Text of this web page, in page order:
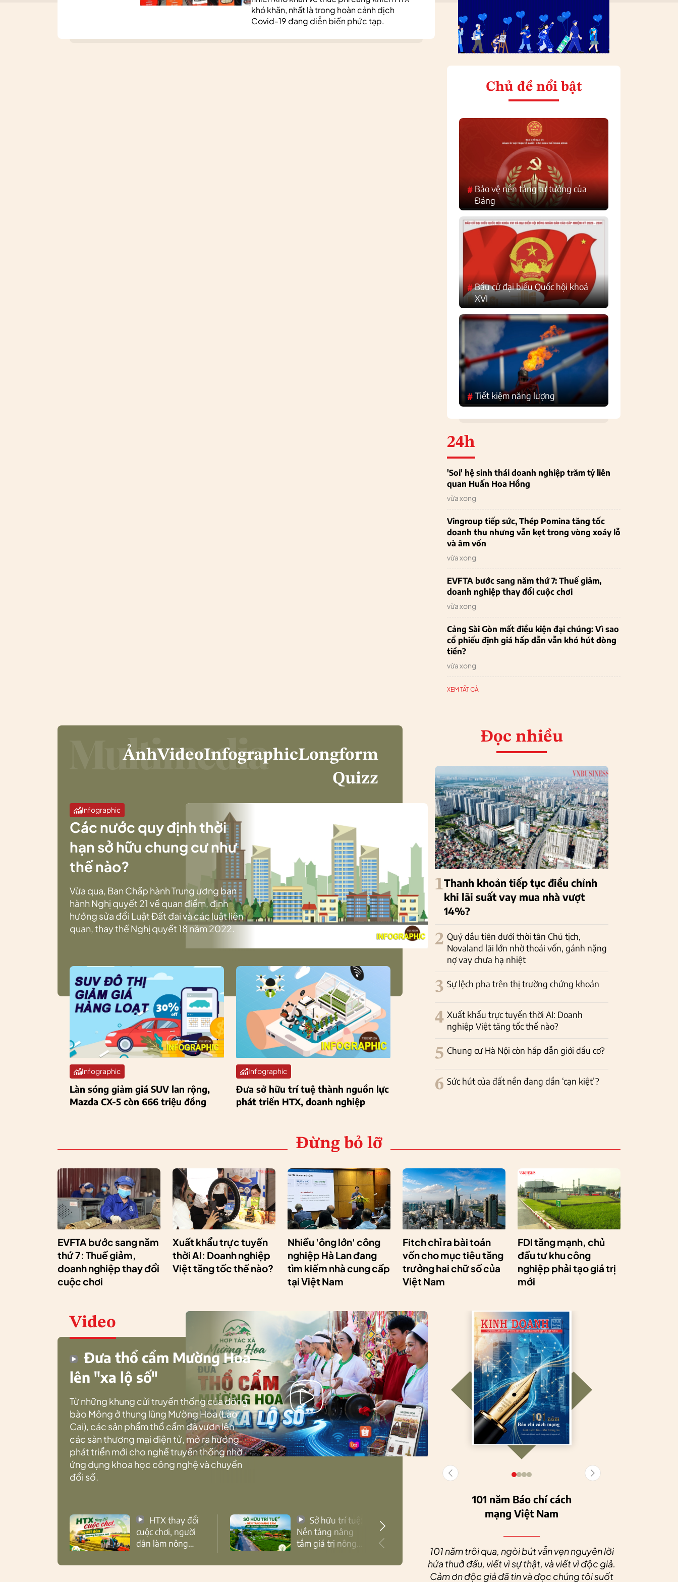
khó khăn, nhất là trong hoàn cảnh dịch
Covid-19 đang diễn biến phức tạp.
Chủ đề nổi bật
#Bảo vệ nền tảng tư tưởng của
Đảng
#Bầu cử đại biểu Quốc hội khoá
XVI
#Tiết kiệm năng lượng
24h
'Soi' hệ sinh thái doanh nghiệp trăm tỷ liên
quan Huấn Hoa Hồng
vừa xong
Vingroup tiếp sức, Thép Pomina tăng tốc
doanh thu nhưng vẫn kẹt trong vòng xoáy lỗ
và âm vốn
vừa xong
EVFTA bước sang năm thứ 7: Thuế giảm,
doanh nghiệp thay đổi cuộc chơi
vừa xong
Cảng Sài Gòn mất điều kiện đại chúng: Vì sao
cổ phiếu định giá hấp dẫn vẫn khó hút dòng
tiền?
vừa xong
XEM TẤT CẢ
ẢnhVideoInfographicLongform
Quizz
Infographic
Các nước quy định thời
hạn sở hữu chung cư như
thế nào?
Vừa qua, Ban Chấp hành Trung ương ban
hành Nghị quyết 21 về quan điểm, định
hướng sửa đổi Luật Đất đai và các luật liên
quan, thay thế Nghị quyết 18 năm 2022.
Infographic
Làn sóng giảm giá SUV lan rộng,
Mazda CX-5 còn 666 triệu đồng
Infographic
Đưa sở hữu trí tuệ thành nguồn lực
phát triển HTX, doanh nghiệp
Đọc nhiều
1Thanh khoản tiếp tục điều chỉnh
khi lãi suất vay mua nhà vượt
14%?
2 Quý đầu tiên dưới thời tân Chủ tịch,
Novaland lãi lớn nhờ thoái vốn, gánh nặng
nợ vay chưa hạ nhiệt
3 Sự lệch pha trên thị trường chứng khoán
4 Xuất khẩu trực tuyến thời AI: Doanh
nghiệp Việt tăng tốc thế nào?
5 Chung cư Hà Nội còn hấp dẫn giới đầu cơ?
6 Sức hút của đất nền đang dần ‘cạn kiệt’?
Đừng bỏ lỡ
EVFTA bước sang năm
thứ 7: Thuế giảm,
doanh nghiệp thay đổi
cuộc chơi
Xuất khẩu trực tuyến
thời AI: Doanh nghiệp
Việt tăng tốc thế nào?
Nhiều 'ông lớn' công
nghiệp Hà Lan đang
tìm kiếm nhà cung cấp
tại Việt Nam
Fitch chỉ ra bài toán
vốn cho mục tiêu tăng
trưởng hai chữ số của
Việt Nam
FDI tăng mạnh, chủ
đầu tư khu công
nghiệp phải tạo giá trị
mới
Video
Đưa thổ cẩm Mường Hoa
lên "xa lộ số"
Từ những khung cửi truyền thống của đồng
bào Mông ở thung lũng Mường Hoa (Lào
Cai), các sản phẩm thổ cẩm đã vươn lên
các sàn thương mại điện tử, mở ra hướng
phát triển mới cho nghề truyền thống nhờ
ứng dụng khoa học công nghệ và chuyển
đổi số.
cuộc chơi, người
dân làm nông
Nền tảng nâng
tầm giá trị nông
lực cho nông
nghiệp bền vững
101 năm Báo chí cách
mạng Việt Nam
101 năm trôi qua, ngòi bút vẫn vẹn nguyên lời
hứa thuở đầu, viết vì sự thật, và viết vì độc giả.
Cảm ơn độc giả đã tin và đọc chúng tôi suốt